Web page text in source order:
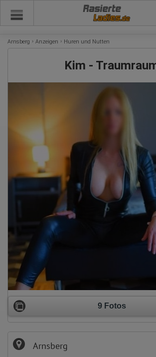
Rasierte
Arnsberg Anzeigen Huren und Nutten
Kim -
9 Fotos
Arnsberg